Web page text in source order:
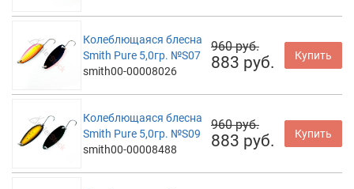
Колеблющаяся блесна
Smith Pure 5,0гр. №S07
smith00-00008026
960 руб.
883 руб. Купить
Колеблющаяся блесна
Smith Pure 5,0гр. №S09
smith00-00008488
960 руб.
883 руб. Купить